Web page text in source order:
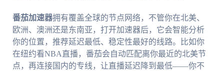
番茄加速器拥有覆盖全球的节点网络，不管你在北美、
欧洲、澳洲还是东南亚，打开加速器后，它会智能分析
你的位置，推荐延迟最低、稳定性最好的线路。比如你
在纽约看NBA直播，番茄会自动匹配离你最近的北美节
点，再连接国内的专线，让直播延迟降到最低——你不